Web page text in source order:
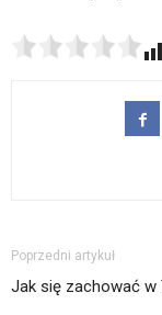
Poprzedni artykuł
Jak się zachować w